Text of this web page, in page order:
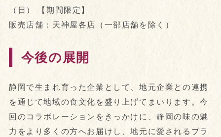
（日） 【期間限定】
販売店舗：天神屋各店（一部店舗を除く）
今後の展開
静岡で生まれ育った企業として、地元企業との連携
を通じて地域の食文化を盛り上げてまいります。今
回のコラボレーションをきっかけに、静岡の味の魅
力をより多くの方へお届けし、地元に愛されるブラ